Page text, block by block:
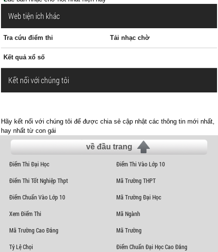
Web tiện ích khác
Tra cứu điểm thi Tải nhạc chờ
Kết quả xổ số
Kết nối với chúng tôi
Hãy kết nối với chúng tôi để được chia sẻ cập nhật các thông tin mới nhất,
hay nhất từ con gái
về đầu trang
Điểm Thi Đại Học Điểm Thi Vào Lớp 10
Điểm Thi Tốt Nghiệp Thpt Mã Trường THPT
Điểm Chuẩn Vào Lớp 10 Mã Trường Đại Học
Xem Điểm Thi Mã Ngành
Mã Trường Cao Đẳng Mã Trường
Tỷ Lệ Chọi Điểm Chuẩn Đại Học Cao Đẳng